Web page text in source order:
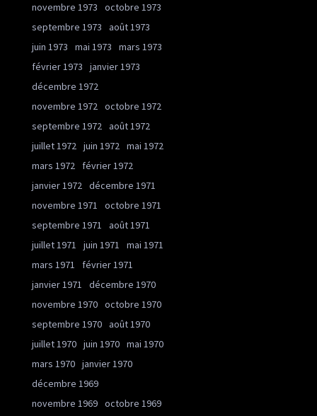
novembre 1973
octobre 1973
septembre 1973
août 1973
juin 1973
mai 1973
mars 1973
février 1973
janvier 1973
décembre 1972
novembre 1972 octobre 1972
septembre 1972 août 1972
juillet 1972 juin 1972 mai 1972
mars 1972
février 1972
janvier 1972 décembre 1971
novembre 1971
octobre 1971
septembre 1971
août 1971
juillet 1971
juin 1971
mai 1971
mars 1971
février 1971
janvier 1971
décembre 1970
novembre 1970 octobre 1970
septembre 1970 août 1970
juillet 1970 juin 1970 mai 1970
mars 1970 janvier 1970
décembre 1969
novembre 1969 octobre 1969